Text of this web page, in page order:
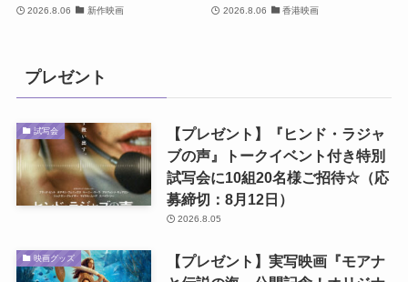
2026.8.06 新作映画 2026.8.06 香港映画
プレゼント
試写会
【プレゼント】『ヒンド・ラジャ
ブの声』トークイベント付き特別
試写会に10組20名様ご招待☆（応
募締切：8月12日）
2026.8.05
映画グッズ
【プレゼント】実写映画『モアナ